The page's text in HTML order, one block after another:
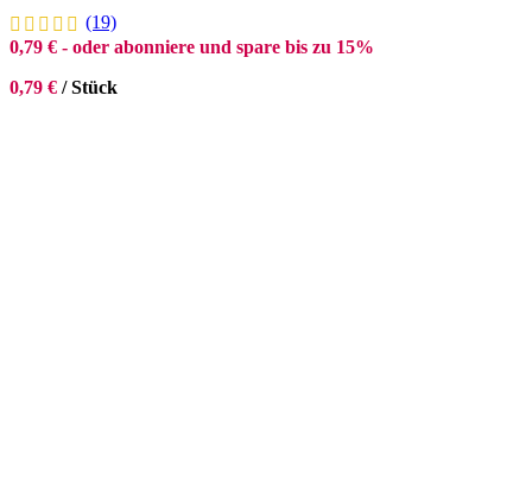
(19)
0,79 € - oder abonniere und spare bis zu 15%
0,79 € /Stück